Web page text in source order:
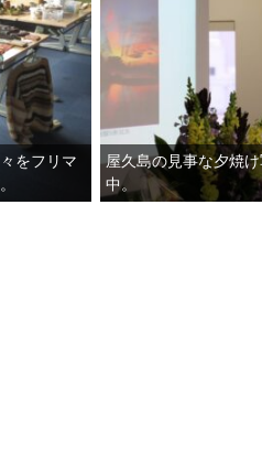
をフリマ
屋久島の見事な夕焼
中。